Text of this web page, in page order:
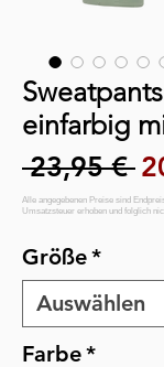
einfarbig
23,95 €
Größe*
Farbe*